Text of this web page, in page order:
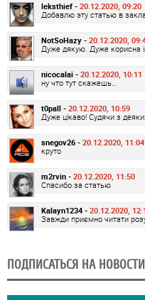
leksthief - 20.12.2020, 09:20
Добавлю эту статью в
NotSoHazy - 20.12.2020,
Дуже дякую. Дуже корисна
nicocalai - 20.12.2020, 10:11
ну что тут скажешь…
t0pall - 20.12.2020, 10:59
Дуже цікаво! Судячи з
snegov26 - 20.12.2020, 11:04
круто
m2rvin - 20.12.2020, 11:50
Спасибо за статью
Kalayn1234 - 20.12.2020,
Завжди приємно читати
ПОДПИСАТЬСЯ НА